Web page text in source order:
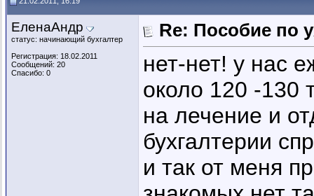
ЕленаАндр
статус: начинающий бухгалтер
Регистрация: 18.02.2011
Сообщений: 20
Спасибо: 0
Re: Пособие по
нет-нет! у нас
около 120 -130
на лечение и
бухгалтерии
и так от меня